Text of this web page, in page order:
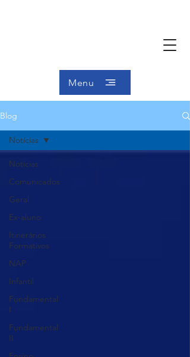
Menu
Blog
Notícias
Comunicados
Geral
Ex-aluno
Itinerários
Formativos
NAP
Infantil
Fundamental
I
Fundamental
II
Notícias